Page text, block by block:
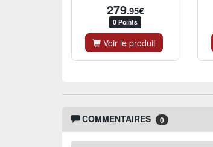
279.95€
0 Points
Voir le produit
COMMENTAIRES 0